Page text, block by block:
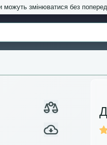
можуть змінюватися без